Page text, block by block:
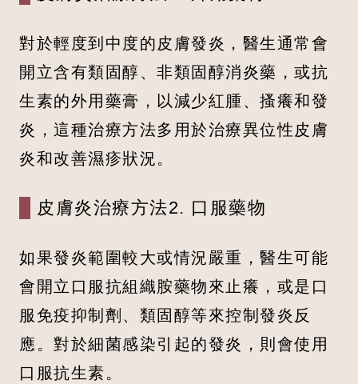
對於輕度到中度的皮膚發炎，醫生通常會
開立含有類固醇、非類固醇消炎藥，或抗
生素的外用藥膏，以減少紅腫、搔癢和發
炎，這種治療方法多用於治療異位性皮膚
炎和改善濕疹狀況。
皮膚炎治療方法2. 口服藥物
如果發炎範圍較大或情況嚴重，醫生可能
會開立口服抗組織胺藥物來止癢，或是口
服免疫抑制劑、類固醇等來控制發炎反
應。對於細菌感染引起的發炎，則會使用
口服抗生素。